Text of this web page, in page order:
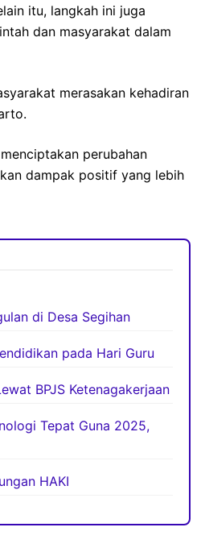
itu, langkah ini juga
dan masyarakat dalam
merasakan kehadiran
perubahan
dampak positif yang lebih
di Desa Segihan
pada Hari Guru
BPJS Ketenagakerjaan
Tepat Guna 2025,
HAKI